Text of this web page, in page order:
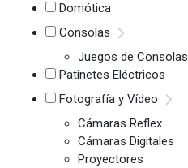
Domótica
Consolas
Juegos de Consolas
Patinetes Eléctricos
Fotografía y Vídeo
Cámaras Reflex
Cámaras Digitales
Proyectores